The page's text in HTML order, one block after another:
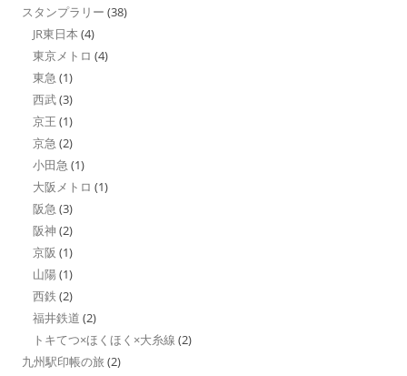
スタンプラリー (38)
JR東日本 (4)
東京メトロ (4)
東急 (1)
西武(3)
京王 (1)
京急 (2)
小田急 (1)
大阪メトロ (1)
阪急 (3)
阪神 (2)
京阪 (1)
山陽 (1)
西鉄 (2)
福井鉄道 (2)
トキてつ×ほくほく×大糸線 (2)
九州駅印帳の旅 (2)